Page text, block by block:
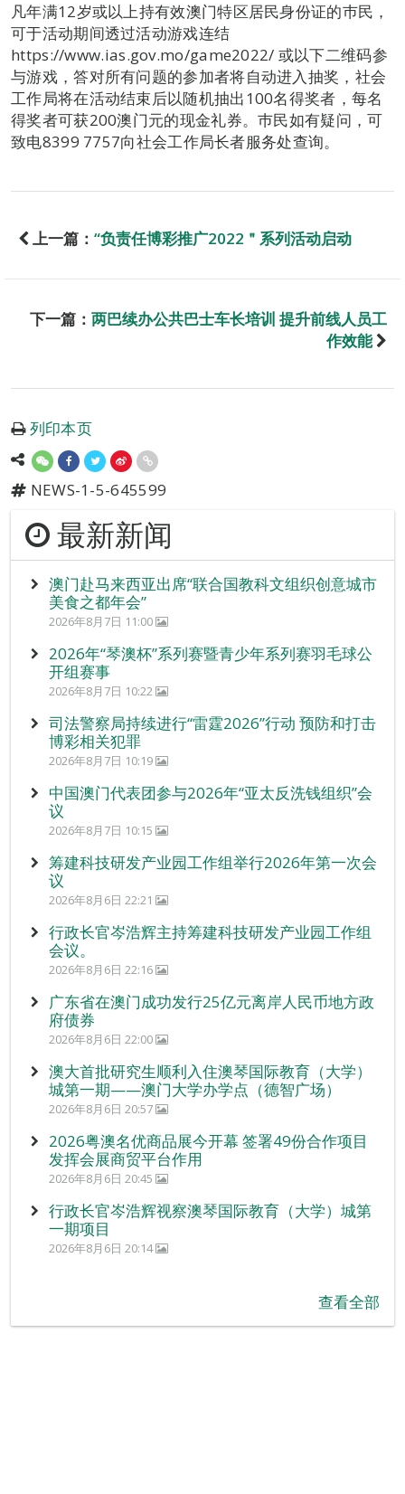
凡年满12岁或以上持有效澳门特区居民身份证的巿民，
可于活动期间透过活动游戏连结
https://www.ias.gov.mo/game2022/ 或以下二维码参
与游戏，答对所有问题的参加者将自动进入抽奖，社会
工作局将在活动结束后以随机抽出100名得奖者，每名
得奖者可获200澳门元的现金礼券。巿民如有疑问，可
致电8399 7757向社会工作局长者服务处查询。
上一篇： “负责任博彩推广2022＂系列活动启动
下一篇： 两巴续办公共巴士车长培训 提升前线人员工
作效能
列印本页
NEWS-1-5-645599
最新新闻
澳门赴马来西亚出席“联合国教科文组织创意城市
美食之都年会”
2026年8月7日 11:00
2026年“琴澳杯”系列赛暨青少年系列赛羽毛球公
开组赛事
2026年8月7日 10:22
司法警察局持续进行“雷霆2026”行动 预防和打击
博彩相关犯罪
2026年8月7日 10:19
中国澳门代表团参与2026年“亚太反洗钱组织”会
议
2026年8月7日 10:15
筹建科技研发产业园工作组举行2026年第一次会
议
2026年8月6日 22:21
行政长官岑浩辉主持筹建科技研发产业园工作组
会议。
2026年8月6日 22:16
广东省在澳门成功发行25亿元离岸人民币地方政
府债券
2026年8月6日 22:00
澳大首批研究生顺利入住澳琴国际教育（大学）
城第一期——澳门大学办学点（德智广场）
2026年8月6日 20:57
2026粤澳名优商品展今开幕 签署49份合作项目
发挥会展商贸平台作用
2026年8月6日 20:45
行政长官岑浩辉视察澳琴国际教育（大学）城第
一期项目
2026年8月6日 20:14
查看全部